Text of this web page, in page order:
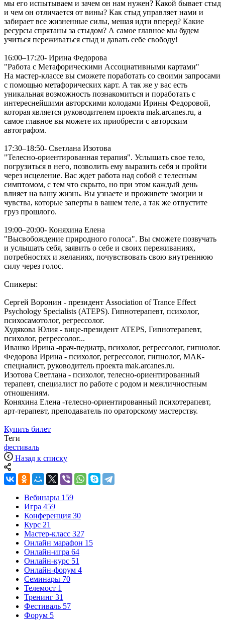
мы его испытываем и зачем он нам нужен? Какой бывает стыд
и чем он отличается от вины? Как стыд управляет нами и
забирает все жизненные силы, мешая идти вперед? Какие
ресурсы спрятаны за стыдом? А самое главное мы будем
учиться переживаться стыд и давать себе свободу!
16:00–17:20- Ирина Федорова
"Работа с Метафорическими Ассоциативными картами"
На мастер-классе вы сможете поработать со своими запросами
с помощью метафорических карт. А так же у вас есть
уникальная возможность познакомиться и поработать с
интереснейшими авторскими колодами Ирины Федоровой,
которая является руководителем проекта mak.arcanes.ru, а
самое главное вы можете их приобрести с авторским
автографом.
17:30–18:50- Светлана Изотова
"Телесно-ориентированная терапия". Услышать свое тело,
погрузиться в него, позволить ему выразить себя и пройти
через исцеление. Вас ждет работа над собой с телесным
симптомом, с тем что скрыто, но при этом каждый день
влияет на вашу жизнь. Вы узнаете и проживете эмоции и
чувства, которые заперты в вашем теле, а так же отпустите
груз прошлого.
19:00–20:00- Коняхина Елена
"Высвобождение природного голоса". Вы сможете позвучать
и услышать себя, заявить о себе и своих переживаниях,
потребностях и желаниях, почувствовать свою внутреннюю
силу через голос.
Спикеры:
Сергей Воронин - президент Association of Trance Effect
Psychology Specialists (ATEPS). Гипнотерапевт, психолог,
психосамотолог, регрессолог.
Худякова Юлия - вице-президент ATEPS, Гипнотерапевт,
психолог, регрессолог...
Иванко Ирина -врач-педиатр, психолог, регрессолог, гипнолог.
Федорова Ирина - психолог, регрессолог, гипнолог, МАК-
специалист, руководитель проекта mak.arcanes.ru.
Изотова Светлана - психолог, телесно-ориентированный
терапевт, специалист по работе с родом и межличностным
отношениям.
Коняхина Елена -телесно-ориентированный психотерапевт,
арт-терапевт, преподаватель по ораторскому мастерству.
Купить билет
Теги
фестиваль
Назад к списку
Вебинары 159
Игра 459
Конференция 30
Курс 21
Мастер-класс 327
Онлайн марафон 15
Онлайн-игра 64
Онлайн-курс 51
Онлайн-форум 4
Семинары 70
Телемост 1
Тренинг 31
Фестиваль 57
Форум 5